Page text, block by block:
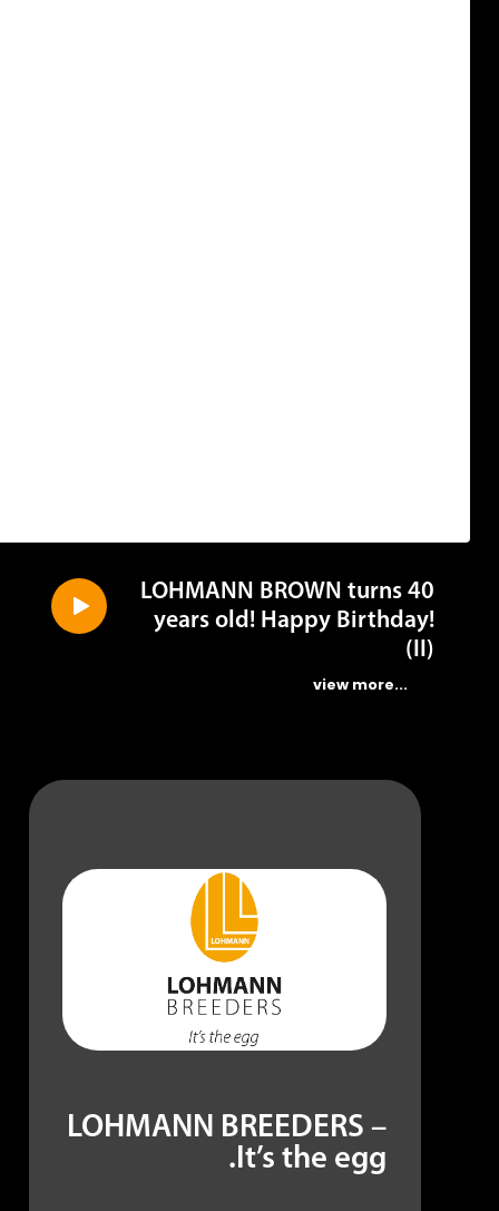
LOHMANN BROWN turns 40
years old! Happy Birthday!
LOHMANN BREEDERS –
It’s the egg.